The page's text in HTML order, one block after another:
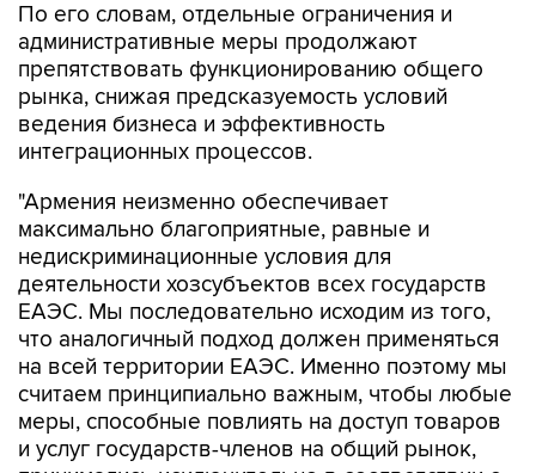
По его словам, отдельные ограничения и
административные меры продолжают
препятствовать функционированию общего
рынка, снижая предсказуемость условий
ведения бизнеса и эффективность
интеграционных процессов.
"Армения неизменно обеспечивает
максимально благоприятные, равные и
недискриминационные условия для
деятельности хозсубъектов всех государств
ЕАЭС. Мы последовательно исходим из того,
что аналогичный подход должен применяться
на всей территории ЕАЭС. Именно поэтому мы
считаем принципиально важным, чтобы любые
меры, способные повлиять на доступ товаров
и услуг государств-членов на общий рынок,